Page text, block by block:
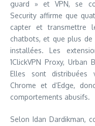
guard » et VPN, se
Security affirme que
capter et transmettre
chatbots, et que plus
installées. Les
1ClickVPN Proxy,
Elles sont distribuées
Chrome et d’Edge,
comportements abusifs.
Selon Idan Dardikman,